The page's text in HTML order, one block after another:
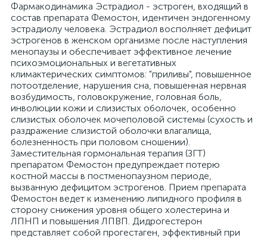
Фармакодинамика Эстрадиол - эстроген, входящий в
состав препарата Фемостон, идентичен эндогенному
эстрадиолу человека. Эстрадиол восполняет дефицит
эстрогенов в женском организме после наступления
менопаузы и обеспечивает эффективное лечение
психоэмоциональных и вегетативных
климактерических симптомов: "приливы", повышенное
потоотделение, нарушения сна, повышенная нервная
возбудимость, головокружение, головная боль,
инволюции кожи и слизистых оболочек, особенно
слизистых оболочек мочеполовой системы (сухость и
раздражение слизистой оболочки влагалища,
болезненность при половом сношении).
Заместительная гормональная терапия (ЗГТ)
препаратом Фемостон предупреждает потерю
костной массы в постменопаузном периоде,
вызванную дефицитом эстрогенов. Прием препарата
Фемостон ведет к изменению липидного профиля в
сторону снижения уровня общего холестерина и
ЛПНП и повышения ЛПВП. Дидрогестерон
представляет собой прогестаген, эффективный при